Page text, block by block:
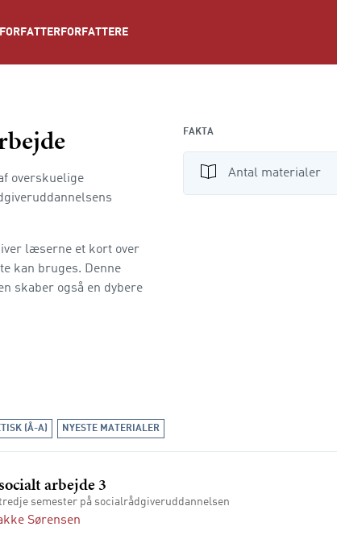
FORFATTERE
overskuelige
læserne et kort over
kan bruges. Denne
skaber også en dybere
FAKTA
Antal materialer
(Å-A) NYESTE MATERIALER
arbejde 3
semester på socialrådgiveruddannelsen
Sørensen